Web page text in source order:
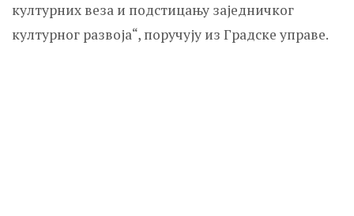
културних веза и подстицању заједничког
културног развоја“, поручују из Градске управе.